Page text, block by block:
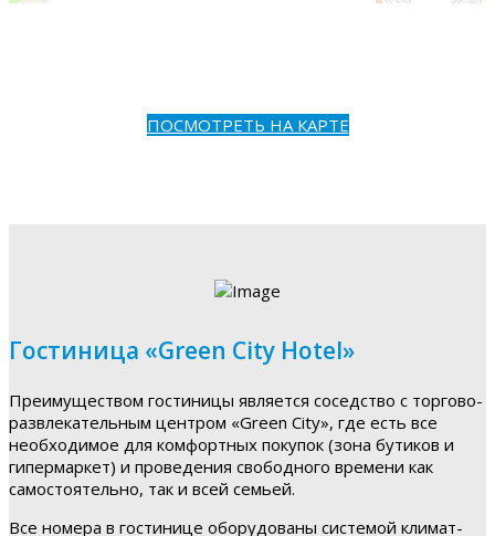
ПОСМОТРЕТЬ НА КАРТЕ
Гостиница «Green City Hotel»
Преимуществом гостиницы является соседство с торгово-
развлекательным центром «Green City», где есть все
необходимое для комфортных покупок (зона бутиков и
гипермаркет) и проведения свободного времени как
самостоятельно, так и всей семьей.
Все номера в гостинице оборудованы системой климат-